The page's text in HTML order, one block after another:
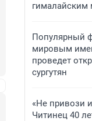
Популярный
мировым
проведет
сургутян
«Не привози
Читинец 40